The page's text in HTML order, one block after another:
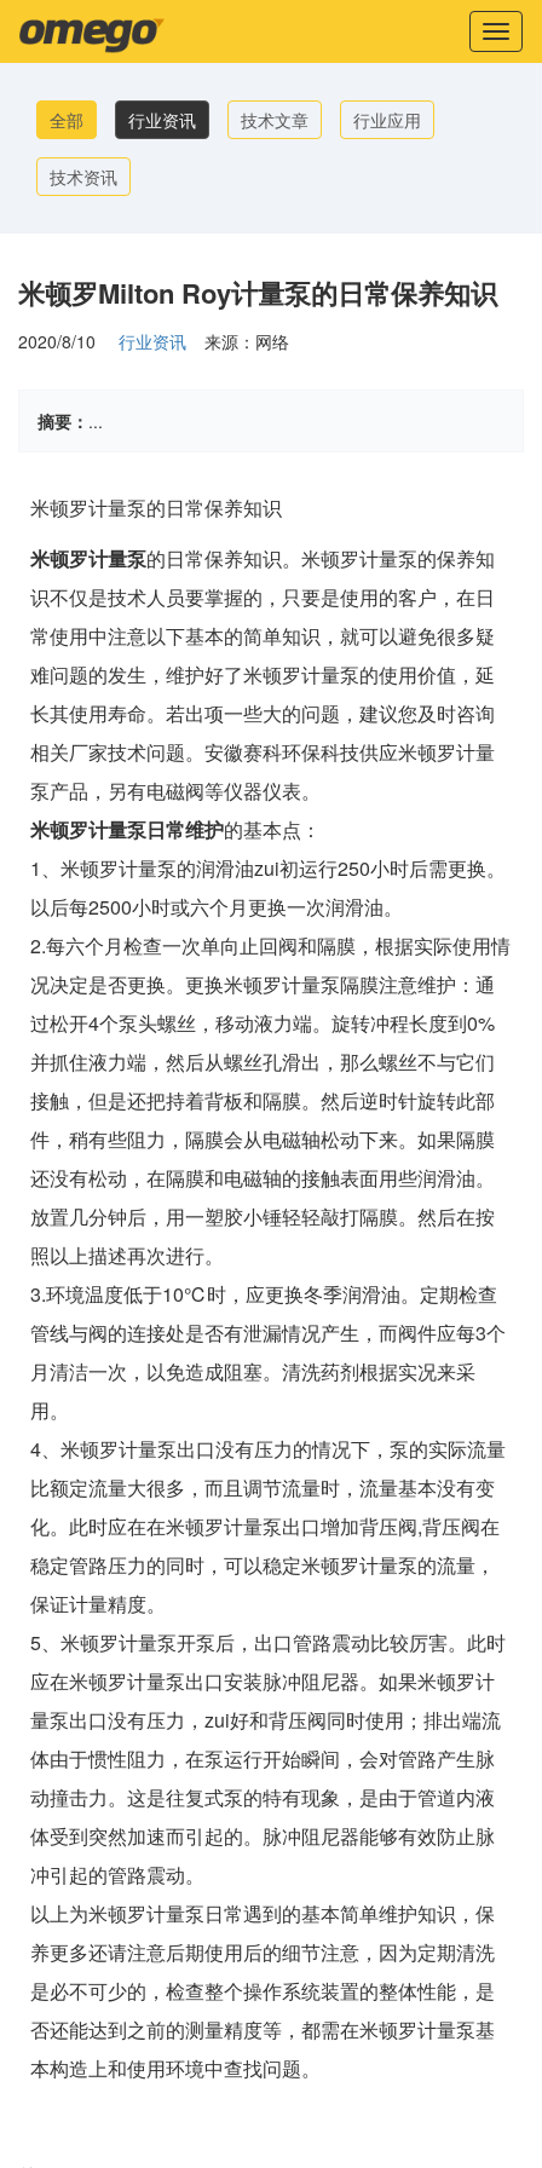
全部 行业资讯 技术文章 行业应用
技术资讯
米顿罗Milton Roy计量泵的日常保养知识
2020/8/10 行业资讯 来源：网络
摘要： ...
米顿罗计量泵的日常保养知识
米顿罗计量泵的日常保养知识。米顿罗计量泵的保养知
识不仅是技术人员要掌握的，只要是使用的客户，在日
常使用中注意以下基本的简单知识，就可以避免很多疑
难问题的发生，维护好了米顿罗计量泵的使用价值，延
长其使用寿命。若出项一些大的问题，建议您及时咨询
相关厂家技术问题。安徽赛科环保科技供应米顿罗计量
泵产品，另有电磁阀等仪器仪表。
米顿罗计量泵日常维护的基本点：
1、米顿罗计量泵的润滑油zui初运行250小时后需更换。
以后每2500小时或六个月更换一次润滑油。
2.每六个月检查一次单向止回阀和隔膜，根据实际使用情
况决定是否更换。更换米顿罗计量泵隔膜注意维护：通
过松开4个泵头螺丝，移动液力端。旋转冲程长度到0%
并抓住液力端，然后从螺丝孔滑出，那么螺丝不与它们
接触，但是还把持着背板和隔膜。然后逆时针旋转此部
件，稍有些阻力，隔膜会从电磁轴松动下来。如果隔膜
还没有松动，在隔膜和电磁轴的接触表面用些润滑油。
放置几分钟后，用一塑胶小锤轻轻敲打隔膜。然后在按
照以上描述再次进行。
3.环境温度低于10℃时，应更换冬季润滑油。定期检查
管线与阀的连接处是否有泄漏情况产生，而阀件应每3个
月清洁一次，以免造成阻塞。清洗药剂根据实况来采
用。
4、米顿罗计量泵出口没有压力的情况下，泵的实际流量
比额定流量大很多，而且调节流量时，流量基本没有变
化。此时应在在米顿罗计量泵出口增加背压阀,背压阀在
稳定管路压力的同时，可以稳定米顿罗计量泵的流量，
保证计量精度。
5、米顿罗计量泵开泵后，出口管路震动比较厉害。此时
应在米顿罗计量泵出口安装脉冲阻尼器。如果米顿罗计
量泵出口没有压力，zui好和背压阀同时使用；排出端流
体由于惯性阻力，在泵运行开始瞬间，会对管路产生脉
动撞击力。这是往复式泵的特有现象，是由于管道内液
体受到突然加速而引起的。脉冲阻尼器能够有效防止脉
冲引起的管路震动。
以上为米顿罗计量泵日常遇到的基本简单维护知识，保
养更多还请注意后期使用后的细节注意，因为定期清洗
是必不可少的，检查整个操作系统装置的整体性能，是
否还能达到之前的测量精度等，都需在米顿罗计量泵基
本构造上和使用环境中查找问题。